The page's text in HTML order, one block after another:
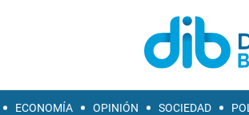
ECONOMÍA OPINIÓN SOCIEDAD